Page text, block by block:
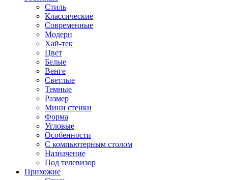
Стиль
Классические
Современные
Модерн
Хай-тек
Цвет
Белые
Венге
Светлые
Темные
Размер
Мини стенки
Форма
Угловые
Особенности
С компьютерным столом
Назначение
Под телевизор
Прихожие